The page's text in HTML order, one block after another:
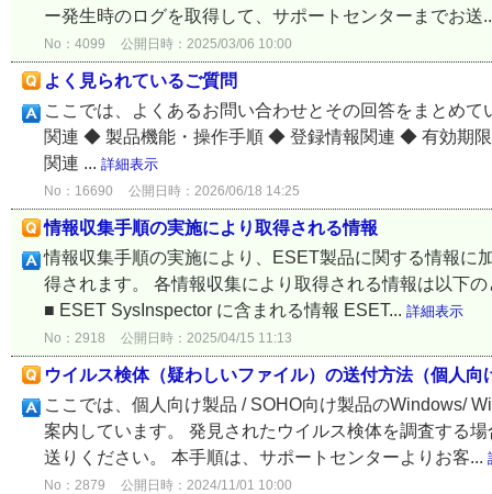
ー発生時のログを取得して、サポートセンターまでお送
No：4099 公開日時：2025/03/06 10:00
よく見られているご質問
ここでは、よくあるお問い合わせとその回答をまとめ
関連 ◆ 製品機能・操作手順 ◆ 登録情報関連 ◆ 有効期
関連 ... 詳細表示
No：16690 公開日時：2026/06/18 14:25
情報収集手順の実施により取得される情報
情報収集手順の実施により、ESET製品に関する情報に
得されます。 各情報収集により取得される情報は以下
■ ESET SysInspector に含まれる情報 ESET... 詳細表示
No：2918 公開日時：2025/04/15 11:13
ウイルス検体（疑わしいファイル）の送付方法（個人
ここでは、個人向け製品 / SOHO向け製品のWindows/
案内しています。 発見されたウイルス検体を調査する
送りください。 本手順は、サポートセンターよりお客...
No：2879 公開日時：2024/11/01 10:00